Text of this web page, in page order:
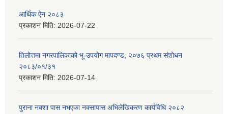
आर्थिक ऐन २०८३
प्रकाशन मिति: 2026-07-22
तिलोत्तमा नगरपालिकाको भू-उपयोग मापदण्ड, २०७६ प्रथम संशोधन
२०८३/०१/३१
प्रकाशन मिति: 2026-07-14
पुराना नक्शा पास नभएका नक्सापास अभिलेखिकरण कार्यविधि २०८२